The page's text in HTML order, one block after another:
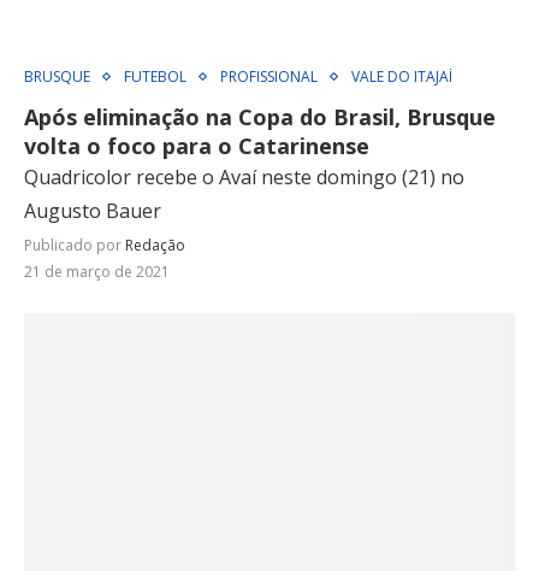
BRUSQUE FUTEBOL PROFISSIONAL VALE DO ITAJAÍ
Após eliminação na Copa do Brasil, Brusque
volta o foco para o Catarinense
Quadricolor recebe o Avaí neste domingo (21) no
Augusto Bauer
Publicado por Redação
21 de março de 2021